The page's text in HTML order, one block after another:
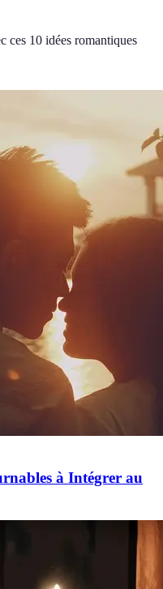
ces 10 idées romantiques
à Intégrer au